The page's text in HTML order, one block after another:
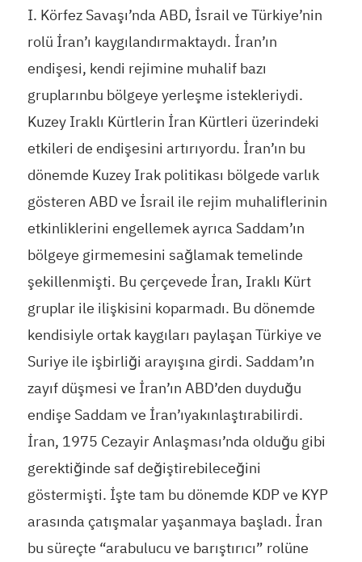
I. Körfez Savaşı’nda ABD, İsrail ve Türkiye’nin
rolü İran’ı kaygılandırmaktaydı. İran’ın
endişesi, kendi rejimine muhalif bazı
gruplarınbu bölgeye yerleşme istekleriydi.
Kuzey Iraklı Kürtlerin İran Kürtleri üzerindeki
etkileri de endişesini artırıyordu. İran’ın bu
dönemde Kuzey Irak politikası bölgede varlık
gösteren ABD ve İsrail ile rejim muhaliflerinin
etkinliklerini engellemek ayrıca Saddam’ın
bölgeye girmemesini sağlamak temelinde
şekillenmişti. Bu çerçevede İran, Iraklı Kürt
gruplar ile ilişkisini koparmadı. Bu dönemde
kendisiyle ortak kaygıları paylaşan Türkiye ve
Suriye ile işbirliği arayışına girdi. Saddam’ın
zayıf düşmesi ve İran’ın ABD’den duyduğu
endişe Saddam ve İran’ıyakınlaştırabilirdi.
İran, 1975 Cezayir Anlaşması’nda olduğu gibi
gerektiğinde saf değiştirebileceğini
göstermişti. İşte tam bu dönemde KDP ve KYP
arasında çatışmalar yaşanmaya başladı. İran
bu süreçte “arabulucu ve barıştırıcı” rolüne